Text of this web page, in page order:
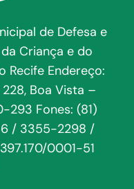
de Defesa e
Criança e do
Recife Endereço:
Boa Vista –
293 Fones: (81)
/ 3355-2298 /
0001-51